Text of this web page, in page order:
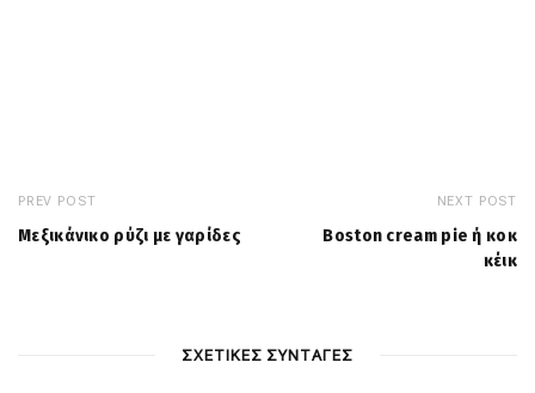
PREV POST
Μεξικάνικο ρύζι με γαρίδες
NEXT POST
Boston cream pie ή κοκ
κέικ
ΣΧΕΤΙΚΕΣ ΣΥΝΤΑΓΕΣ